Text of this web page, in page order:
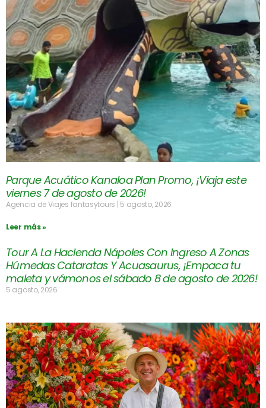
Parque Acuático Kanaloa Plan Promo, ¡Viaja este
viernes 7 de agosto de 2026!
Agencia de Viajes fantasytours 5 agosto, 2026
Leer más »
Tour A La Hacienda Nápoles Con Ingreso A Zonas
Húmedas Cataratas Y Acuasaurus, ¡Empaca tu
maleta y vámonos el sábado 8 de agosto de 2026!
5 agosto, 2026